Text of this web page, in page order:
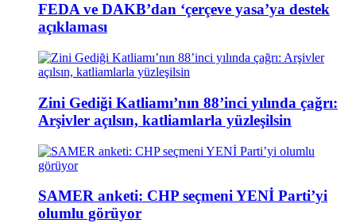
FEDA ve DAKB’dan ‘çerçeve yasa’ya destek
açıklaması
Zini Gediği Katliamı’nın 88’inci yılında çağrı:
Arşivler açılsın, katliamlarla yüzleşilsin
SAMER anketi: CHP seçmeni YENİ Parti’yi
olumlu görüyor